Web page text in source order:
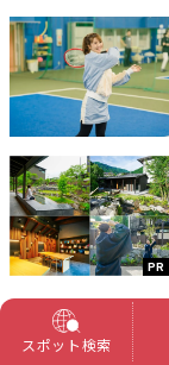
PR
スポット検索